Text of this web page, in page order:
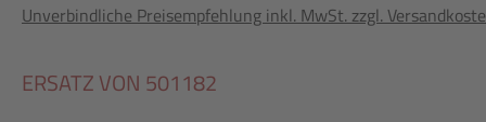
Unverbindliche Preisempfehlung inkl. MwSt. zzgl.
ERSATZ VON 501182